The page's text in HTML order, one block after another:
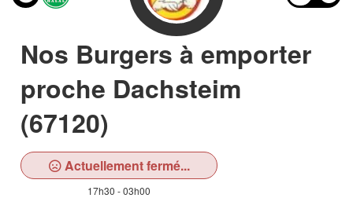
Nos Burgers à emporter
proche Dachsteim
(67120)
Actuellement fermé...
17h30 - 03h00